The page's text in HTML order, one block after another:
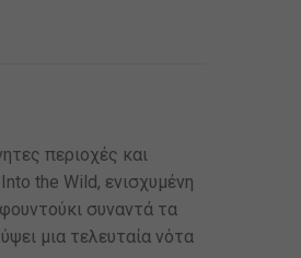
περιοχές και
the Wild, ενισχυμένη
συναντά τα
μια τελευταία νότα